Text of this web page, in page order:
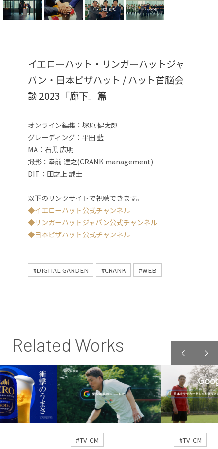
イエローハット・リンガーハットジャ
パン・日本ピザハット / ハット首脳会
談 2023「廊下」篇
オンライン編集：塚原 健太郎
グレーディング：平田 藍
MA：石黒 広明
撮影：幸前 達之(CRANK management)
DIT：田之上 誠士
以下のリンクサイトで視聴できます。
◆イエローハット公式チャンネル
◆リンガーハットジャパン公式チャンネル
◆日本ピザハット公式チャンネル
#DIGITAL GARDEN #CRANK #WEB
Related Works
#TV-CM
#TV-CM